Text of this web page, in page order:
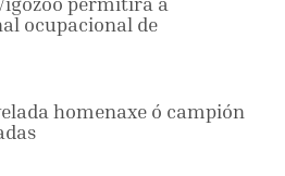
ocupacional de
homenaxe ó campión